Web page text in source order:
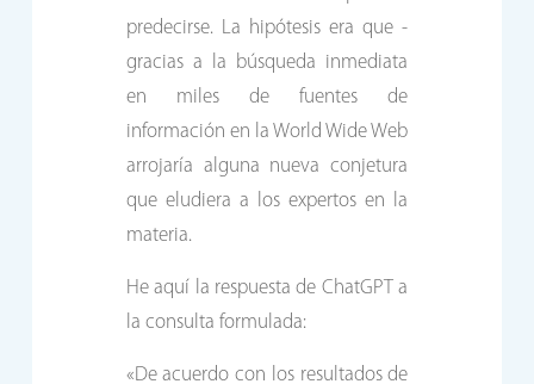
predecirse. La hipótesis era que -
gracias a la búsqueda inmediata
en miles de fuentes de
información en la World Wide Web
arrojaría alguna nueva conjetura
que eludiera a los expertos en la
materia.
He aquí la respuesta de ChatGPT a
la consulta formulada:
«De acuerdo con los resultados de